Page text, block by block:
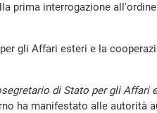
prima interrogazione
gli Affari esteri e la
di Stato per gli Affari
ha manifestato alle autorità